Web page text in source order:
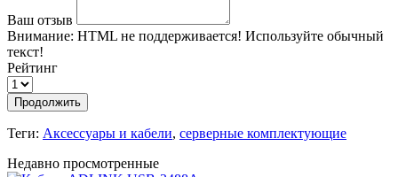
Ваш отзыв
Внимание: HTML не поддерживается! Используйте обычный
текст!
Рейтинг
Продолжить
Теги: Аксессуары и кабели, серверные комплектующие
Недавно просмотренные